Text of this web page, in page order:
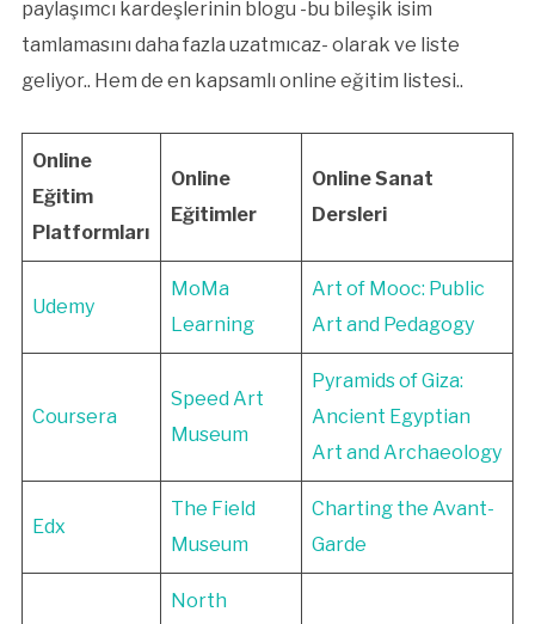
paylaşımcı kardeşlerinin blogu -bu bileşik isim
tamlamasını daha fazla uzatmıcaz- olarak ve liste
geliyor.. Hem de en kapsamlı online eğitim listesi..
Online
Eğitim
Platformları
Online
Eğitimler
Online Sanat
Dersleri
Udemy
MoMa
Learning
Art of Mooc: Public
Art and Pedagogy
Coursera
Speed Art
Museum
Pyramids of Giza:
Ancient Egyptian
Art and Archaeology
Edx
The Field
Museum
Charting the Avant-
Garde
North